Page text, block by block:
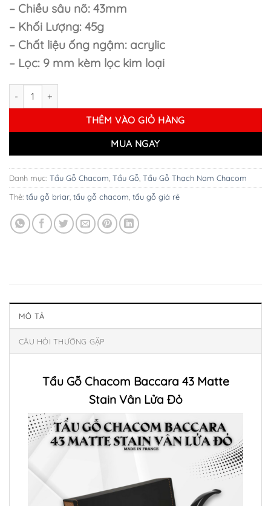
– Chiều sâu nõ: 43mm
– Khối Lượng: 45g
– Chất liệu ống ngậm: acrylic
– Lọc: 9 mm kèm lọc kim loại
Tẩu Gỗ Chacom Baccara 43 Matte Stain Vân Lửa Đỏ số lượng
THÊM VÀO GIỎ HÀNG
MUA NGAY
Danh mục: Tẩu Gỗ Chacom, Tẩu Gỗ, Tẩu Gỗ Thạch Nam Chacom
Thẻ: tẩu gỗ briar, tẩu gỗ chacom, tẩu gỗ giá rẻ
MÔ TẢ
CÂU HỎI THƯỜNG GẶP
Tẩu Gỗ Chacom Baccara 43 Matte
Stain Vân Lửa Đỏ